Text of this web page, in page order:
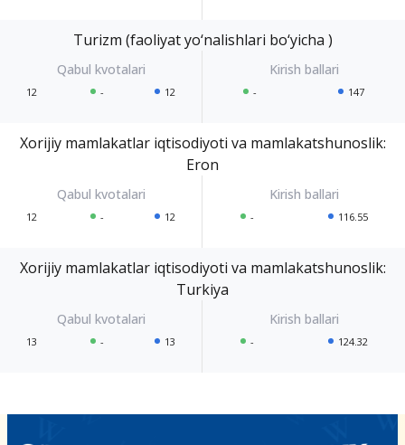
Turizm (faoliyat yo‘nalishlari bo‘yicha )
12 - 12 - 147
Xorijiy mamlakatlar iqtisodiyoti va mamlakatshunoslik:
Eron
12 - 12 - 116.55
Xorijiy mamlakatlar iqtisodiyoti va mamlakatshunoslik:
Turkiya
13 - 13 - 124.32